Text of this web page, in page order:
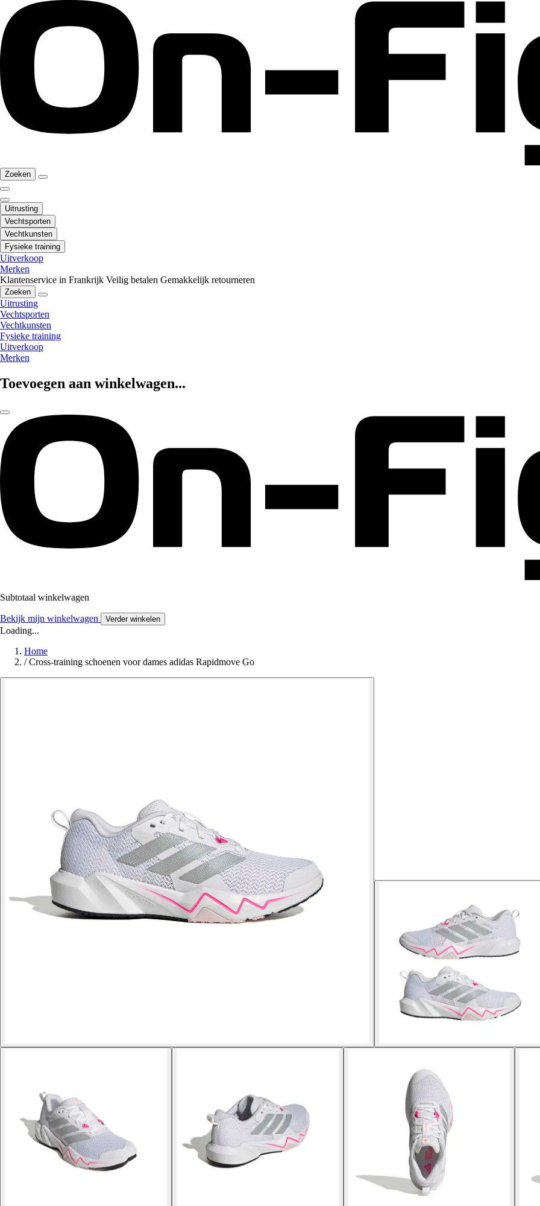
Zoeken
Uitrusting
Vechtsporten
Vechtkunsten
Fysieke training
Uitverkoop
Merken
Klantenservice in Frankrijk Veilig betalen Gemakkelijk retourneren
Zoeken
Uitrusting
Vechtsporten
Vechtkunsten
Fysieke training
Uitverkoop
Merken
Toevoegen aan winkelwagen...
Subtotaal winkelwagen
Bekijk mijn winkelwagen Verder winkelen
Loading...
Home
/ Cross-training schoenen voor dames adidas Rapidmove Go